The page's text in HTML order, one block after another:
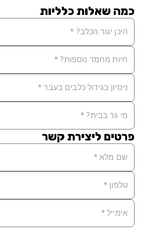
כמה שאלות כלליות
פרטים ליצירת קשר